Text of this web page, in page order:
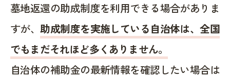
墓地返還の助成制度を利用できる場合がありま
すが、助成制度を実施している自治体は、全国
でもまだそれほど多くありません。
自治体の補助金の最新情報を確認したい場合は